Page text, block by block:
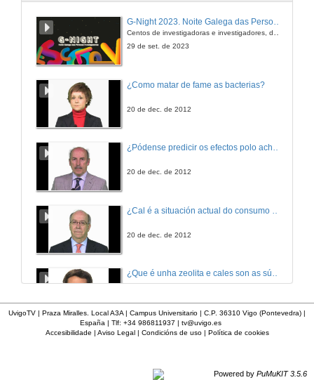
G-Night 2023. Noite Galega das Persoas Investigadoras. Conciencias creativas
29 de set. de 2023
¿Como matar de fame as bacterias?
20 de dec. de 2012
¿Pódense predicir os efectos polo achegamento á Terra dos asteroides?
20 de dec. de 2012
20 de dec. de 2012
¿Que é unha zeolita e cales son as súas aplicacións?
¿Que é un páncreas artificial?
UvigoTV | Praza Miralles. Local A3A | Campus Universitario | C.P. 36310 Vigo (Pontevedra) |
España | Tlf: +34 986811937 | tv@uvigo.es
Accesibilidade | Aviso Legal| Condicións de uso| Política de cookies
Powered by PuMuKIT 3.5.6